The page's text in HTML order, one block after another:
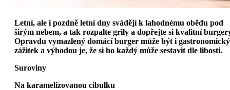
Letní, ale i pozdně letní dny svádějí k lahodnému obědu pod
širým nebem, a tak rozpalte grily a dopřejte si kvalitní
Opravdu vymazlený domácí burger může být i gastronomický
zážitek a výhodou je, že si ho každý může sestavit dle libosti.
Suroviny
Na karamelizovanou cibulku